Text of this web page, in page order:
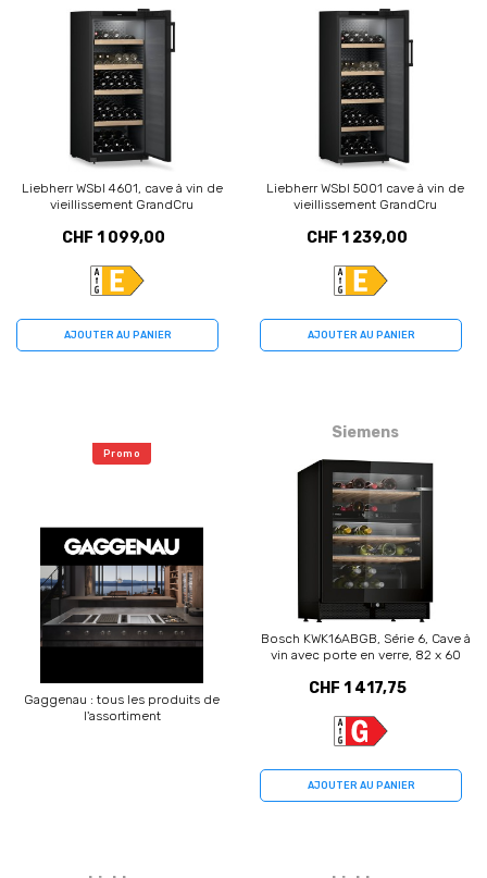
Liebherr WSbl 4601, cave à vin de
vieillissement GrandCru
CHF 1 099,00
AJOUTER AU PANIER
Liebherr WSbl 5001 cave à vin de
vieillissement GrandCru
CHF 1 239,00
AJOUTER AU PANIER
Promo
Gaggenau : tous les produits de
l'assortiment
Siemens
Bosch KWK16ABGB, Série 6, Cave à
vin avec porte en verre, 82 x 60
CHF 1 417,75
AJOUTER AU PANIER